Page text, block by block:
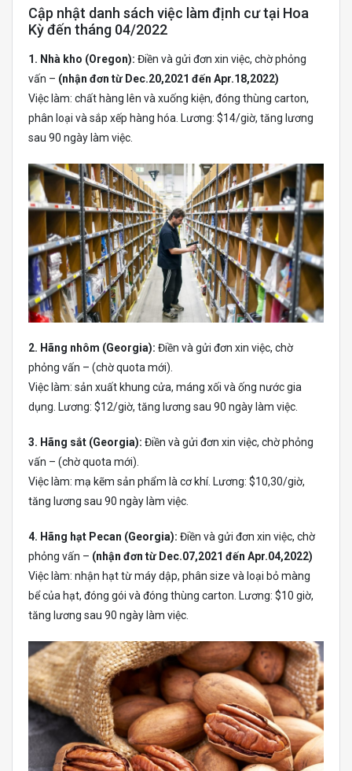
Cập nhật danh sách việc làm định cư tại Hoa
Kỳ đến tháng 04/2022
1. Nhà kho (Oregon): Điền và gửi đơn xin việc, chờ phỏng
vấn – (nhận đơn từ Dec.20,2021 đến Apr.18,2022)
Việc làm: chất hàng lên và xuống kiện, đóng thùng carton,
phân loại và sắp xếp hàng hóa. Lương: $14/giờ, tăng lương
sau 90 ngày làm việc.
2. Hãng nhôm (Georgia): Điền và gửi đơn xin việc, chờ
phỏng vấn – (chờ quota mới).
Việc làm: sản xuất khung cửa, máng xối và ống nước gia
dụng. Lương: $12/giờ, tăng lương sau 90 ngày làm việc.
3. Hãng sắt (Georgia): Điền và gửi đơn xin việc, chờ phỏng
vấn – (chờ quota mới).
Việc làm: mạ kẽm sản phẩm là cơ khí. Lương: $10,30/giờ,
tăng lương sau 90 ngày làm việc.
4. Hãng hạt Pecan (Georgia): Điền và gửi đơn xin việc, chờ
phỏng vấn – (nhận đơn từ Dec.07,2021 đến Apr.04,2022)
Việc làm: nhận hạt từ máy dập, phân size và loại bỏ màng
bể của hạt, đóng gói và đóng thùng carton. Lương: $10 giờ,
tăng lương sau 90 ngày làm việc.